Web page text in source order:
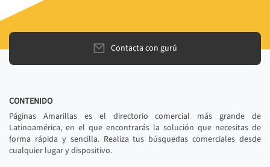
Contacta con gurú
CONTENIDO
Páginas Amarillas es el directorio comercial más grande de
Latinoamérica, en el que encontrarás la solución que necesitas de
forma rápida y sencilla. Realiza tus búsquedas comerciales desde
cualquier lugar y dispositivo.